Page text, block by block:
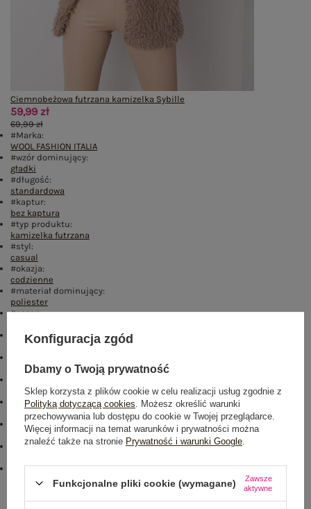
Ciemnobeżowa futrzana kamizelka Sybille
59,99 zł
69,99 zł
#Marka:
WOOL FASHION ITALIA
#wzór dominujący:
gładki
#długość:
standardowa
#kaptur:
bez kaptura
#typ produktu:
kamizelka futrzana
#styl:
casual
#okazja:
codzienne
#materiał dominujący:
poliester
#sezon:
#wypełnienie:
nie dotyczy
bez ocieplenia
bez rękawów
#zapięcie:
haftka
#cechy dodatkowe:
kieszenie, z podszewką
#skład materiału :
#sposób prania :
pranie w pralce w 30°C
Rozmiar: S/M
Konfiguracja zgód
Dbamy o Twoją prywatność
Sklep korzysta z plików cookie w celu realizacji usług zgodnie z
Polityką dotyczącą cookies . Możesz określić warunki
przechowywania lub dostępu do cookie w Twojej przeglądarce.
Więcej informacji na temat warunków i prywatności można
znaleźć także na stronie Prywatność i warunki Google
Funkcjonalne pliki cookie (wymagane)
Zawsze
aktywne